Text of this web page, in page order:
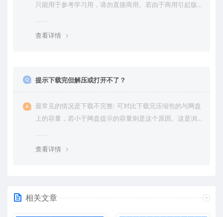
只能用于参考学习用，请勿直接商用。若由于商用引起版
查看详情
提示下载完但解压或打开不了？
最常见的情况是下载不完整: 可对比下载完压缩包的与网盘
上的容量，若小于网盘提示的容量则是这个原因。这是浏
查看详情
相关文章